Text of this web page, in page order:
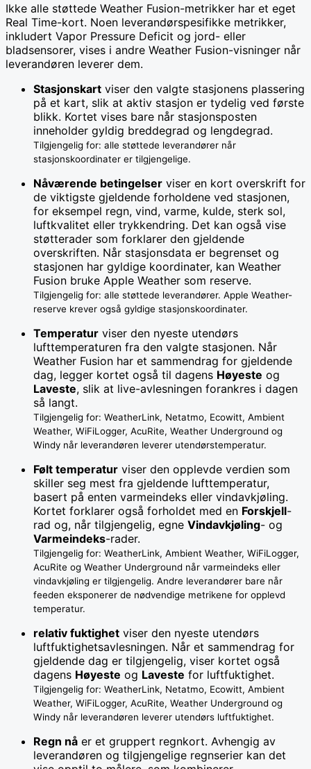
Ikke alle støttede Weather Fusion-metrikker har et eget
Real Time-kort. Noen leverandørspesifikke metrikker,
inkludert Vapor Pressure Deficit og jord- eller
bladsensorer, vises i andre Weather Fusion-visninger når
leverandøren leverer dem.
Stasjonskart viser den valgte stasjonens plassering
på et kart, slik at aktiv stasjon er tydelig ved første
blikk. Kortet vises bare når stasjonsposten
inneholder gyldig breddegrad og lengdegrad.
Tilgjengelig for: alle støttede leverandører når
stasjonskoordinater er tilgjengelige.
Nåværende betingelser viser en kort overskrift for
de viktigste gjeldende forholdene ved stasjonen,
for eksempel regn, vind, varme, kulde, sterk sol,
luftkvalitet eller trykkendring. Det kan også vise
støtterader som forklarer den gjeldende
overskriften. Når stasjonsdata er begrenset og
stasjonen har gyldige koordinater, kan Weather
Fusion bruke Apple Weather som reserve.
Tilgjengelig for: alle støttede leverandører. Apple Weather-
reserve krever også gyldige stasjonskoordinater.
Temperatur viser den nyeste utendørs
lufttemperaturen fra den valgte stasjonen. Når
Weather Fusion har et sammendrag for gjeldende
dag, legger kortet også til dagens Høyeste og
Laveste, slik at live-avlesningen forankres i dagen
så langt.
Tilgjengelig for: WeatherLink, Netatmo, Ecowitt, Ambient
Weather, WiFiLogger, AcuRite, Weather Underground og
Windy når leverandøren leverer utendørstemperatur.
Følt temperatur viser den opplevde verdien som
skiller seg mest fra gjeldende lufttemperatur,
basert på enten varmeindeks eller vindavkjøling.
Kortet forklarer også forholdet med en Forskjell-
rad og, når tilgjengelig, egne Vindavkjøling- og
Varmeindeks-rader.
Tilgjengelig for: WeatherLink, Ambient Weather, WiFiLogger,
AcuRite og Weather Underground når varmeindeks eller
vindavkjøling er tilgjengelig. Andre leverandører bare når
feeden eksponerer de nødvendige metrikene for opplevd
temperatur.
relativ fuktighet viser den nyeste utendørs
luftfuktighetsavlesningen. Når et sammendrag for
gjeldende dag er tilgjengelig, viser kortet også
dagens Høyeste og Laveste for luftfuktighet.
Tilgjengelig for: WeatherLink, Netatmo, Ecowitt, Ambient
Weather, WiFiLogger, AcuRite, Weather Underground og
Windy når leverandøren leverer utendørs luftfuktighet.
Regn nå er et gruppert regnkort. Avhengig av
leverandøren og tilgjengelige regnserier kan det